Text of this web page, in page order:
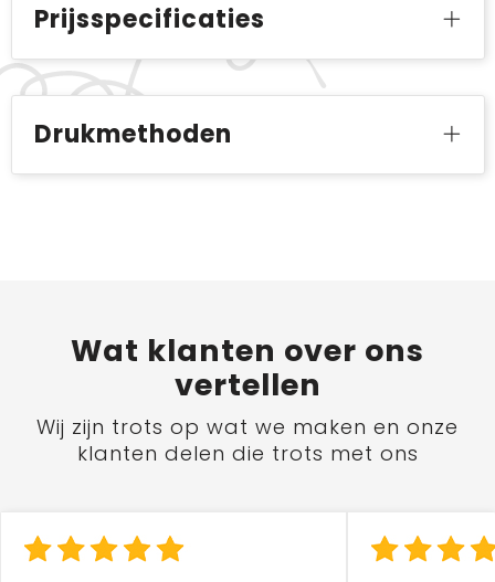
Prijsspecificaties
Drukmethoden
Wat klanten over ons
vertellen
Wij zijn trots op wat we maken en onze
klanten delen die trots met ons